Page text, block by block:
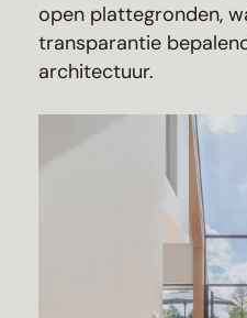
open plattegronden,
transparantie
architectuur.